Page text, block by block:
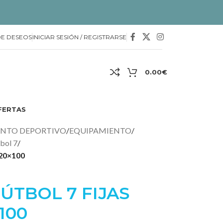
DESEOSINICIAR SESIÓN / REGISTRARSE
0.00€
DEPORTIVO/EQUIPAMIENTO/
7/
7 FIJAS